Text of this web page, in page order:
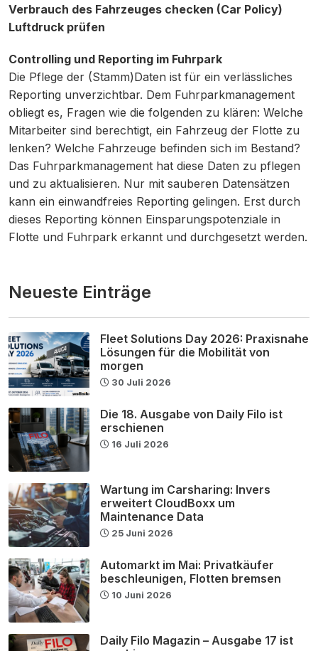
Verbrauch des Fahrzeuges checken (Car Policy)
Luftdruck prüfen
Controlling und Reporting im Fuhrpark
Die Pflege der (Stamm)Daten ist für ein verlässliches
Reporting unverzichtbar. Dem Fuhrparkmanagement
obliegt es, Fragen wie die folgenden zu klären: Welche
Mitarbeiter sind berechtigt, ein Fahrzeug der Flotte zu
lenken? Welche Fahrzeuge befinden sich im Bestand?
Das Fuhrparkmanagement hat diese Daten zu pflegen
und zu aktualisieren. Nur mit sauberen Datensätzen
kann ein einwandfreies Reporting gelingen. Erst durch
dieses Reporting können Einsparungspotenziale in
Flotte und Fuhrpark erkannt und durchgesetzt werden.
Neueste Einträge
Fleet Solutions Day 2026: Praxisnahe
Lösungen für die Mobilität von
morgen
30 Juli 2026
Die 18. Ausgabe von Daily Filo ist
erschienen
16 Juli 2026
Wartung im Carsharing: Invers
erweitert CloudBoxx um
Maintenance Data
25 Juni 2026
Automarkt im Mai: Privatkäufer
beschleunigen, Flotten bremsen
10 Juni 2026
Daily Filo Magazin – Ausgabe 17 ist